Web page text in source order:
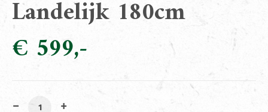
Landelijk 180cm
€ 599
Eettafel Lieke Landelijk 180cm aantal